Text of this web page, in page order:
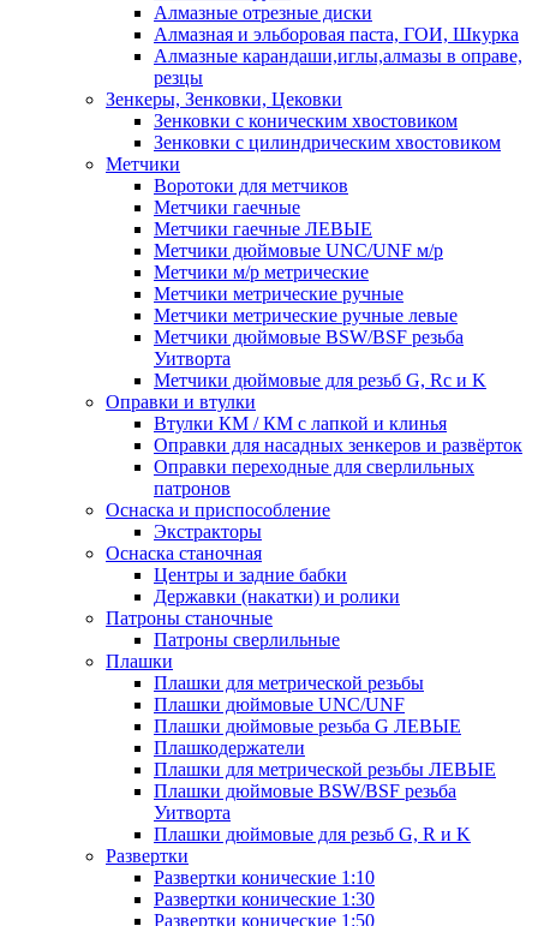
Алмазные отрезные диски
Алмазная и эльборовая паста, ГОИ, Шкурка
Алмазные карандаши,иглы,алмазы в оправе,
резцы
Зенкеры, Зенковки, Цековки
Зенковки с коническим хвостовиком
Зенковки с цилиндрическим хвостовиком
Метчики
Воротоки для метчиков
Метчики гаечные
Метчики гаечные ЛЕВЫЕ
Метчики дюймовые UNC/UNF м/р
Метчики м/р метрические
Метчики метрические ручные
Метчики метрические ручные левые
Метчики дюймовые BSW/BSF резьба
Уитворта
Метчики дюймовые для резьб G, Rc и K
Оправки и втулки
Втулки КМ / КМ с лапкой и клинья
Оправки для насадных зенкеров и развёрток
Оправки переходные для сверлильных
патронов
Оснаска и приспособление
Экстракторы
Оснаска станочная
Центры и задние бабки
Державки (накатки) и ролики
Патроны станочные
Патроны сверлильные
Плашки
Плашки для метрической резьбы
Плашки дюймовые UNC/UNF
Плашки дюймовые резьба G ЛЕВЫЕ
Плашкодержатели
Плашки для метрической резьбы ЛЕВЫЕ
Плашки дюймовые BSW/BSF резьба
Уитворта
Плашки дюймовые для резьб G, R и K
Развертки
Развертки конические 1:10
Развертки конические 1:30
Развертки конические 1:50